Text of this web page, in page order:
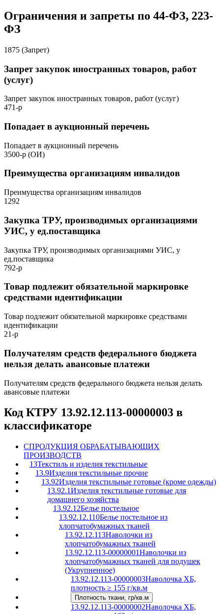
Ограничения и запреты по 44-ФЗ, 223-
ФЗ
1875 (Запрет)
Запрет закупок иностранных товаров, работ
(услуг)
Запрет закупок иностранных товаров, работ (услуг)
471-р
Попадает в аукционный перечень
Попадает в аукционный перечень
3500-р (ОИ)
Преимущества организациям инвалидов
Преимущества организациям инвалидов
1292
Закупка ТРУ, производимых организациями
УИС, у ед.поставщика
Закупка ТРУ, производимых организациями УИС, у
ед.поставщика
792-р
Товар подлежит обязательной маркировке
средствами идентификации
Товар подлежит обязательной маркировке средствами
идентификации
21-р
Получателям средств федерального бюджета
нельзя делать авансовые платежи
Получателям средств федерального бюджета нельзя делать
авансовые платежи
Код КТРУ 13.92.12.113-00000003 в
классификаторе
CПРОДУКЦИЯ ОБРАБАТЫВАЮЩИХ
ПРОИЗВОДСТВ
13Текстиль и изделия текстильные
13.9Изделия текстильные прочие
13.92Изделия текстильные готовые (кроме одежды)
13.92.1Изделия текстильные готовые для
домашнего хозяйства
13.92.12Белье постельное
13.92.12.110Белье постельное из
хлопчатобумажных тканей
13.92.12.113Наволочки из
хлопчатобумажных тканей
13.92.12.113-00000001Наволочки из
хлопчатобумажных тканей для подушек
(Укрупненное)
13.92.12.113-00000003Наволочка ХБ,
плотность ≥ 155 г/кв.м
Плотность ткани, гр/кв.м
13.92.12.113-00000002Наволочка ХБ,